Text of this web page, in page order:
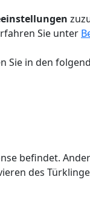
Sie unter
Sie in den
befindet.
des